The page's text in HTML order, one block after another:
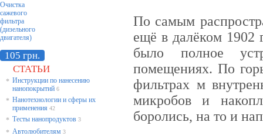
Очистка
сажевого
фильтра
(дизельного
двигателя)
105 грн.
СТАТЬИ
* Инструкции по нанесению
нанопокрытий 6
* Нанотехнологии и сферы их
применения 42
* Тесты нанопродуктов 3
* Автолюбителям 3
По самым
ещё в далёком 1902
было полное
помещениях. По
фильтрах м
микробов и
боролись, на то и